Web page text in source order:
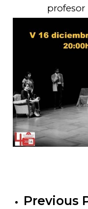
profesor
Previous